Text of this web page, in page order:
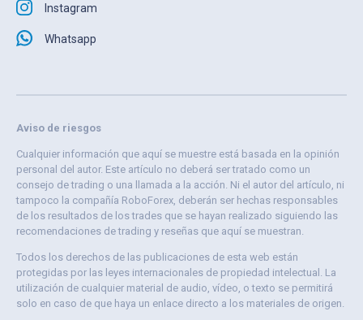
Instagram
Whatsapp
Aviso de riesgos
Cualquier información que aquí se muestre está basada en la opinión
personal del autor. Este artículo no deberá ser tratado como un
consejo de trading o una llamada a la acción. Ni el autor del artículo, ni
tampoco la compañía RoboForex, deberán ser hechas responsables
de los resultados de los trades que se hayan realizado siguiendo las
recomendaciones de trading y reseñas que aquí se muestran.
Todos los derechos de las publicaciones de esta web están
protegidas por las leyes internacionales de propiedad intelectual. La
utilización de cualquier material de audio, vídeo, o texto se permitirá
solo en caso de que haya un enlace directo a los materiales de origen.